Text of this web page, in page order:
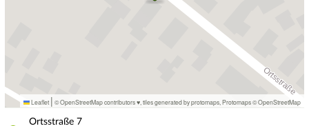
Leaflet | © OpenStreetMap contributors ♥, tiles generated by protomaps Protomaps©OpenStreetMap
Ortsstraße 7